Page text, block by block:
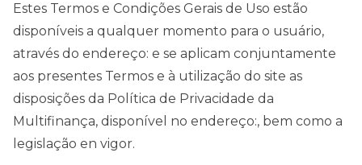
Estes Termos e Condições Gerais de Uso estão
disponíveis a qualquer momento para o usuário,
através do endereço: e se aplicam conjuntamente
aos presentes Termos e à utilização do site as
disposições da Política de Privacidade da
Multifinança, disponível no endereço:, bem como a
legislação en vigor.